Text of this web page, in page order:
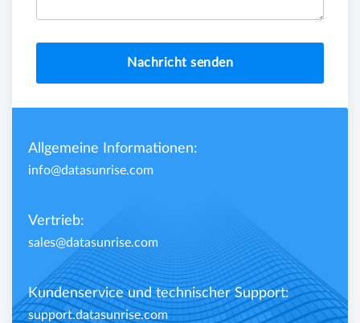
Nachricht senden
Allgemeine Informationen:
info@datasunrise.com
Vertrieb:
sales@datasunrise.com
Kundenservice und technischer Support:
support.datasunrise.com